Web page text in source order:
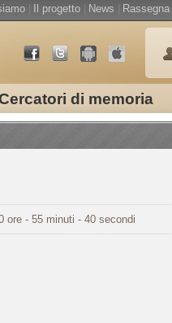
di memoria
Il progetto News
ore - 55 minuti - 40 secondi